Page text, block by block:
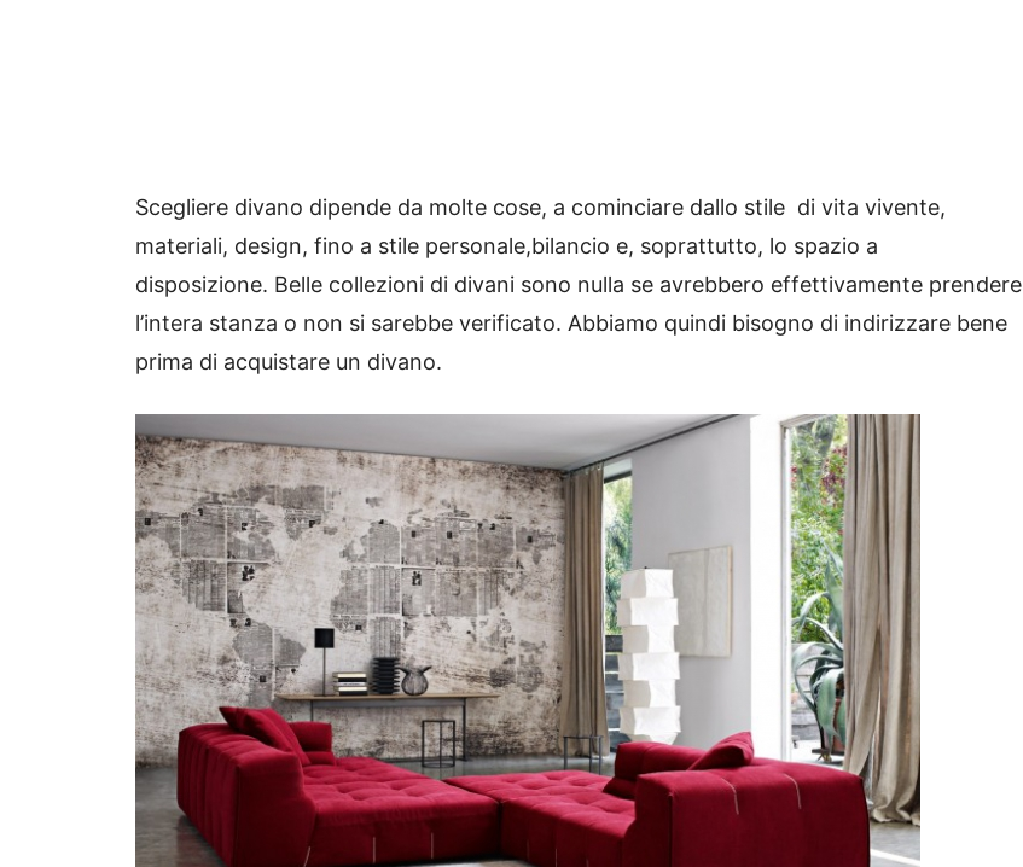
Scegliere divano dipende da molte cose, a cominciare dallo stile di vita vivente,
materiali, design, fino a stile personale,bilancio e, soprattutto, lo spazio a
disposizione. Belle collezioni di divani sono nulla se avrebbero effettivamente prendere
l’intera stanza o non si sarebbe verificato. Abbiamo quindi bisogno di indirizzare bene
prima di acquistare un divano.